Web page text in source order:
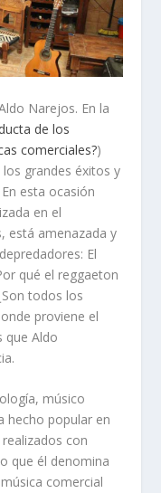
Narejos. En la
de los
comerciales?)
grandes éxitos y
esta ocasión
en el
está amenazada y
El
qué el reggaeton
todos los
proviene el
que Aldo
músico
hecho popular en
con
que él denomina
comercial